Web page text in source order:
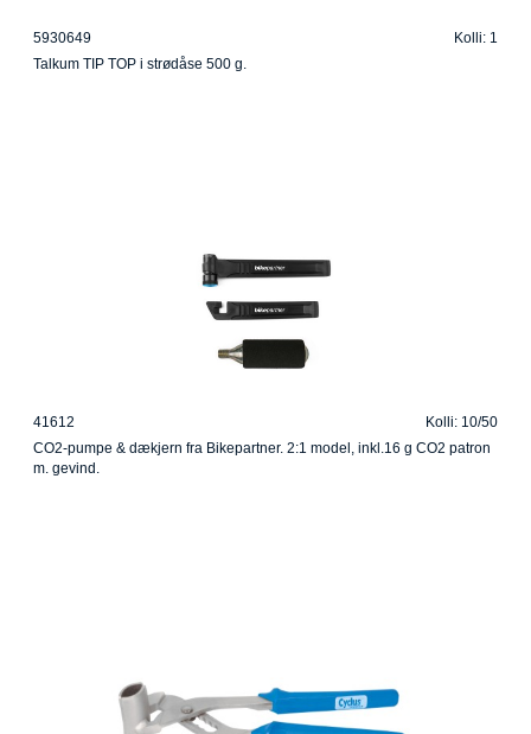
5930649
Kolli: 1
Talkum TIP TOP i strødåse 500 g.
41612
Kolli: 10/50
CO2-pumpe & dækjern fra Bikepartner. 2:1 model, inkl.16 g CO2 patron
m. gevind.